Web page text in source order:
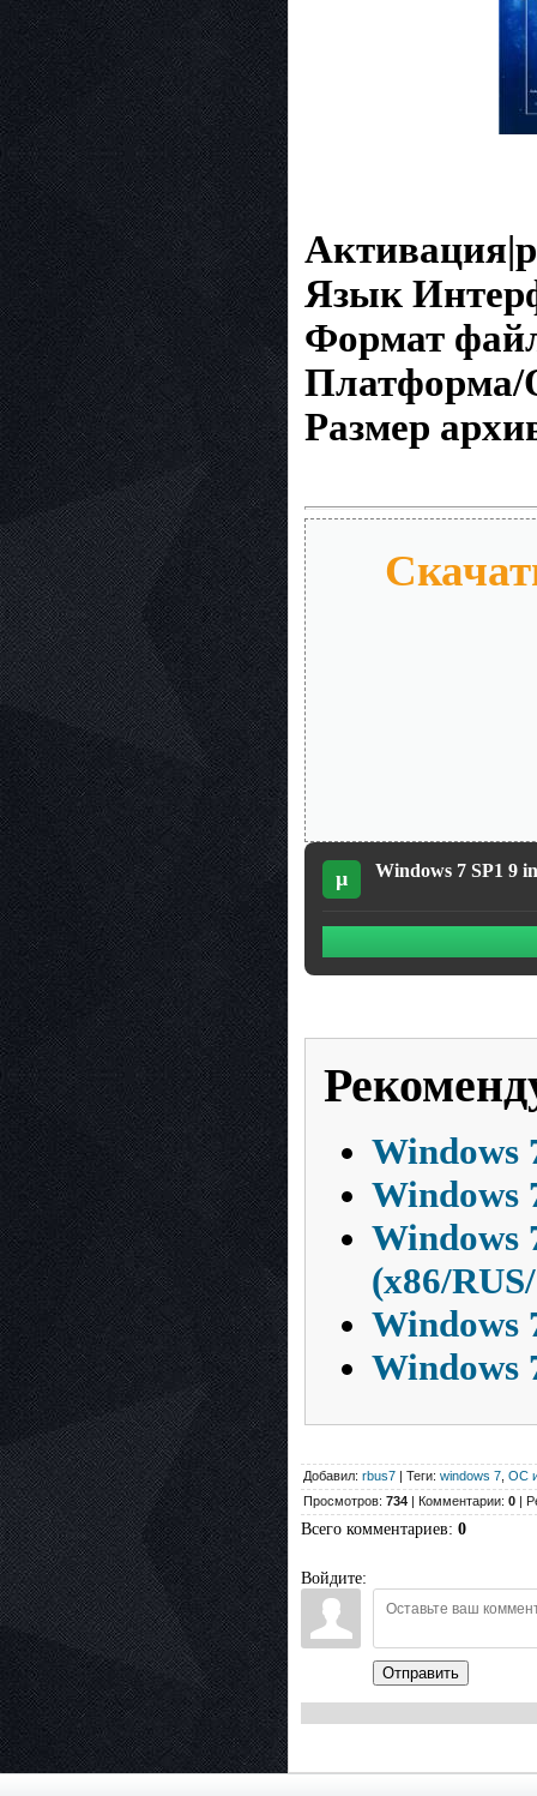
Язык
Формат
Размер
µ Windows 7 SP1 9
Windows
Windows
Windows
(х86/
Windows
Windows
Добавил: rbus7 | Теги: windows 7 ОС
Просмотров: 734 | Комментарии: 0 |
Всего комментариев: 0
Войдите:
Отправить